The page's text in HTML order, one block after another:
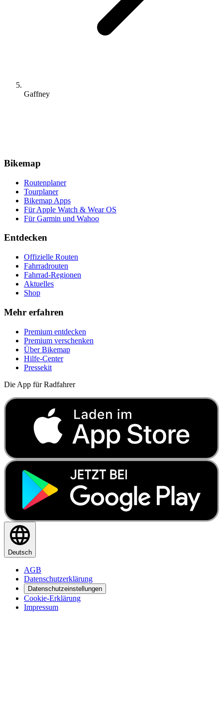
Gaffney
Bikemap
Routenplaner
Tourplaner
Bikemap Apps
Für Apple Watch & Wear OS
Für Garmin und Wahoo
Entdecken
Offizielle Routen
Fahrradrouten
Fahrrad-Regionen
Aktuelles
Shop
Mehr erfahren
Premium entdecken
Premium verschenken
Über Bikemap
Hilfe-Center
Pressekit
Die App für Radfahrer
Deutsch
AGB
Datenschutzerklärung
Datenschutzeinstellungen
Cookie-Erklärung
Impressum